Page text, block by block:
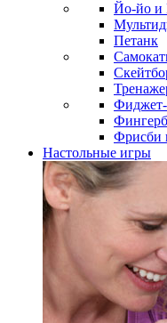
Йо-йо и
Петанк
Фрисби
Настольные игры